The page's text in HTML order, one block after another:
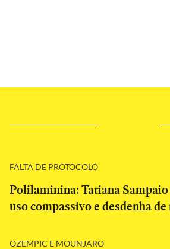
FALTA DE PROTOCOLO
Polilaminina: Tatiana
uso compassivo e desdenha
OZEMPIC E MOUNJARO